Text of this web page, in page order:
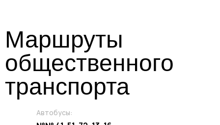
Рестораны
Магазины
Маршруты
общественного
транспорта
Автобусы: